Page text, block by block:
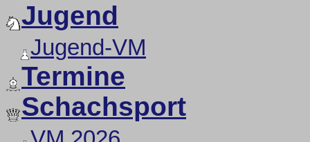
Jugend
Jugend-VM
Termine
Schachsport